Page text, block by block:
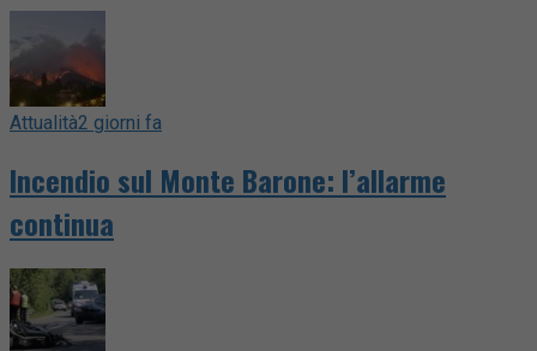
Attualità2 giorni fa
Incendio sul Monte Barone: l’allarme
continua